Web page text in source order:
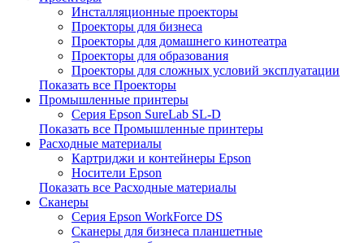
Инсталляционные проекторы
Проекторы для бизнеса
Проекторы для домашнего кинотеатра
Проекторы для образования
Проекторы для сложных условий эксплуатации
Показать все Проекторы
Промышленные принтеры
Серия Epson SureLab SL-D
Показать все Промышленные принтеры
Расходные материалы
Картриджи и контейнеры Epson
Носители Epson
Показать все Расходные материалы
Сканеры
Серия Epson WorkForce DS
Сканеры для бизнеса планшетные